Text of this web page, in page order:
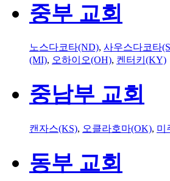
중부 교회
노스다코타(ND), 사우스다코타
(MI), 오하이오(OH), 켄터키(KY)
중남부 교회
캔자스(KS), 오클라호마(OK), 미
동부 교회